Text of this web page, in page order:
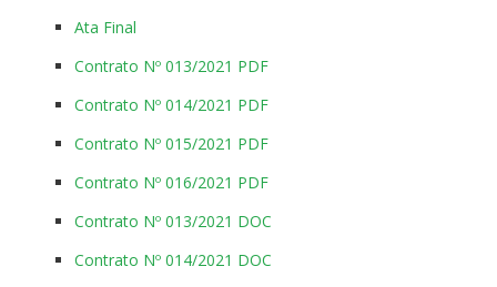
Ata Final
Contrato Nº 013/2021 PDF
Contrato Nº 014/2021 PDF
Contrato Nº 015/2021 PDF
Contrato Nº 016/2021 PDF
Contrato Nº 013/2021 DOC
Contrato Nº 014/2021 DOC